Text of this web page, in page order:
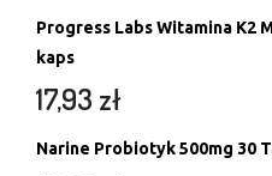
Progress Labs Witamina K2
kaps
17,93 zł
Narine Probiotyk 500mg 30